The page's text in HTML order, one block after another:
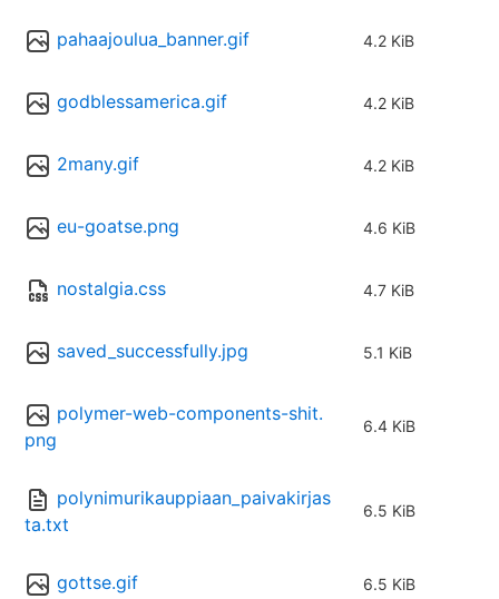
pahaajoulua_banner.gif 4.2 KiB
godblessamerica.gif 4.2 KiB
2many.gif 4.2 KiB
eu-goatse.png 4.6 KiB
nostalgia.css 4.7 KiB
saved_successfully.jpg 5.1 KiB
polymer-web-components-shit.
png
6.4 KiB
polynimurikauppiaan_paivakirjas
ta.txt
6.5 KiB
gottse.gif 6.5 KiB